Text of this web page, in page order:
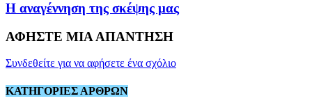
Η αναγέννηση της σκέψης μας
ΑΦΗΣΤΕ ΜΙΑ ΑΠΑΝΤΗΣΗ
Συνδεθείτε για να αφήσετε ένα σχόλιο
ΚΑΤΗΓΟΡΙΕΣ ΑΡΘΡΩΝ